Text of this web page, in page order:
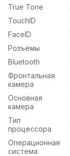
True Tone
TouchID
FaceID
Розъемы
Bluetooth
Фронтальная
камера
Основная
камера
Тип
процессора
Операционная
система